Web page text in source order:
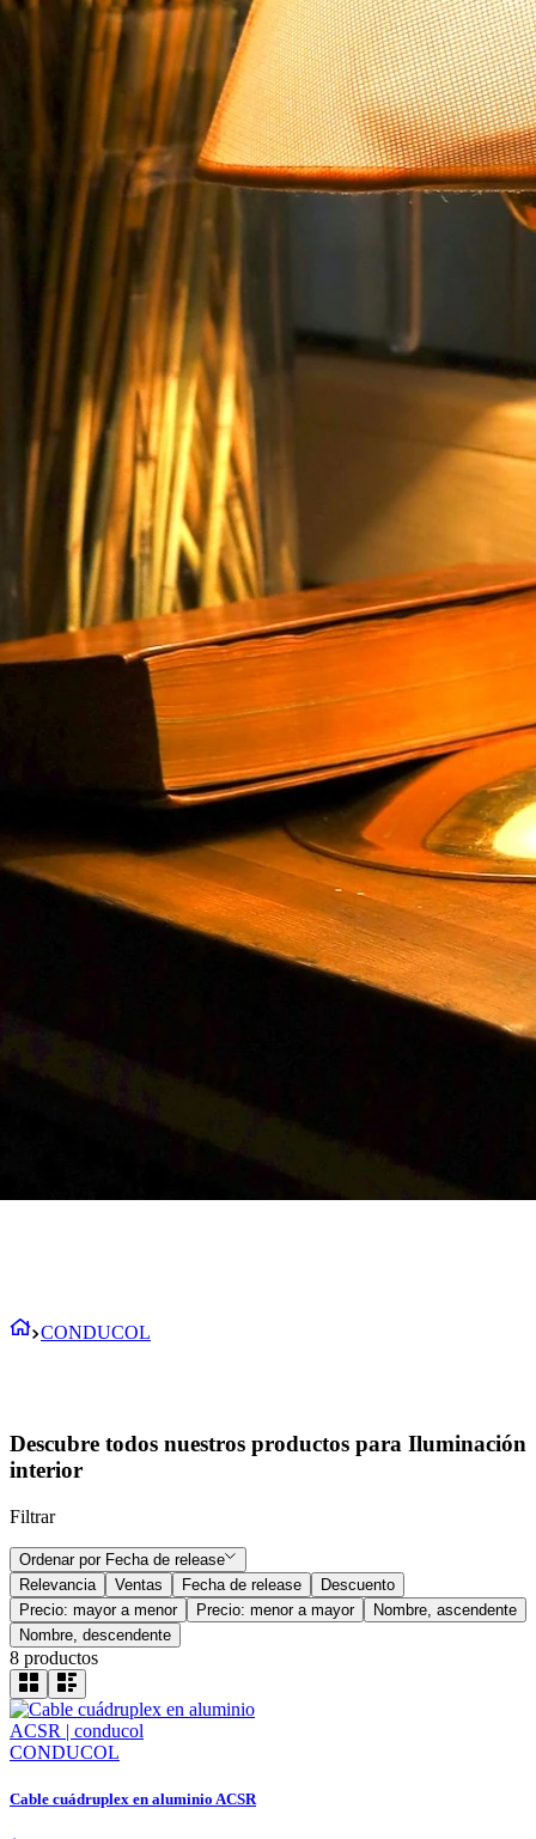
CONDUCOL
Descubre todos nuestros productos para Iluminación
interior
Filtrar
Ordenar por Fecha de release
Relevancia
Ventas Fecha de release
Descuento
Precio: mayor a menor
Precio: menor a mayor
Nombre, ascendente
Nombre, descendente
8 productos
CONDUCOL
Cable cuádruplex en aluminio ACSR